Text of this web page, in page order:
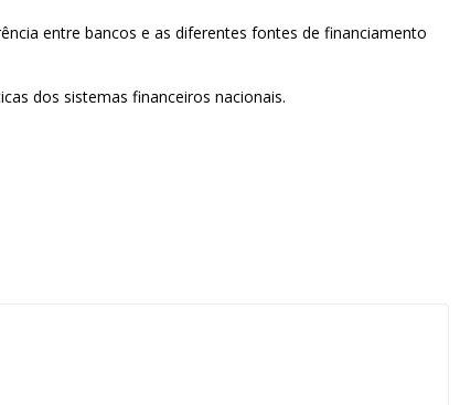
entre bancos e as diferentes fontes de financiamento
dos sistemas financeiros nacionais.